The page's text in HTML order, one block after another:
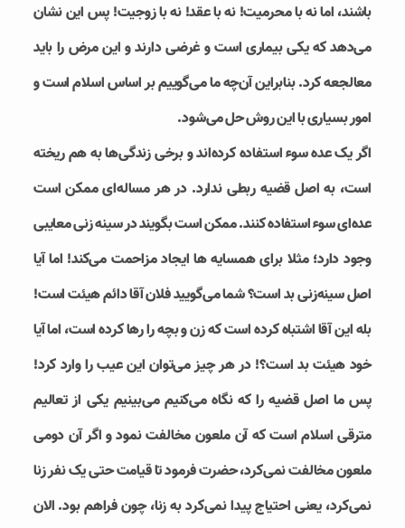
باشند، اما نه با محرمیت! نه با عقد! نه با زوجیت! پس این نشان
می‌دهد که یکی بیماری است و غرضی دارند و این مرض را باید
معالجعه کرد. بنابراین آن‌چه ما می‌گوییم بر اساس اسلام است و
امور بسیاری با این روش حل می‌شود.
اگر یک عده سوء استفاده کرده‌اند و برخی زندگی‌ها به هم ریخته
است، به اصل قضیه ربطی ندارد. در هر مساله‌ای ممکن است
عده‌ای سوء استفاده کنند. ممکن است بگویند در سینه زنی معایبی
وجود دارد؛ مثلا برای همسایه ها ایجاد مزاحمت می‌کند! اما آیا
اصل سینه‌زنی بد است؟ شما می‌گویید فلان آقا دائم هیئت است!
بله این آقا اشتباه کرده است که زن و بچه را رها کرده است، اما آیا
خود هیئت بد است؟! در هر چیز می‌توان این عیب را وارد کرد!
پس ما اصل قضیه را که نگاه می‌کنیم می‌بینیم یکی از تعالیم
مترقی اسلام است که آن ملعون مخالفت نمود و اگر آن دومی
ملعون مخالفت نمی‌کرد، حضرت فرمود تا قیامت حتی یک نفر زنا
نمی‌کرد، یعنی احتیاج پیدا نمی‌کرد به زنا، چون فراهم بود. الان